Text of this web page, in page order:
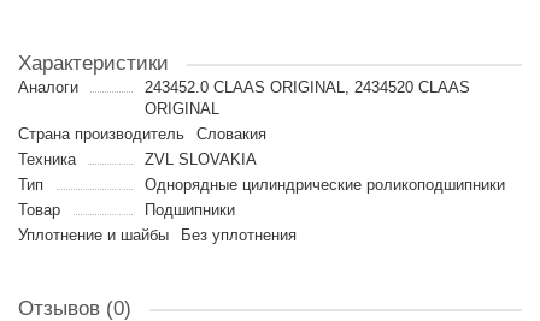
Характеристики
Аналоги
243452.0 CLAAS ORIGINAL, 2434520 CLAAS
ORIGINAL
Страна производитель
Словакия
Техника
ZVL SLOVAKIA
Тип
Однорядные цилиндрические роликоподшипники
Товар
Подшипники
Уплотнение и шайбы
Без уплотнения
Отзывов (0)